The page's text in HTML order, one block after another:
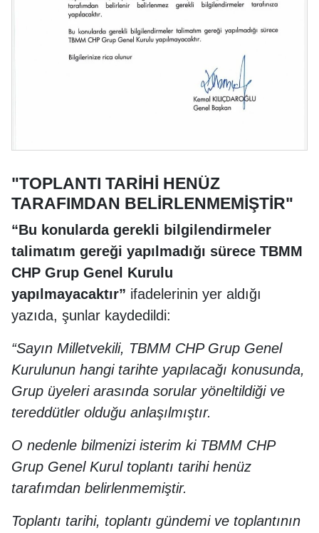
"TOPLANTI TARİHİ HENÜZ
TARAFIMDAN BELİRLENMEMİŞTİR"
“Bu konularda gerekli bilgilendirmeler
talimatım gereği yapılmadığı sürece TBMM
CHP Grup Genel Kurulu
yapılmayacaktır” ifadelerinin yer aldığı
yazıda, şunlar kaydedildi:
“Sayın Milletvekili, TBMM CHP Grup Genel
Kurulunun hangi tarihte yapılacağı konusunda,
Grup üyeleri arasında sorular yöneltildiği ve
tereddütler olduğu anlaşılmıştır.
O nedenle bilmenizi isterim ki TBMM CHP
Grup Genel Kurul toplantı tarihi henüz
tarafımdan belirlenmemiştir.
Toplantı tarihi, toplantı gündemi ve toplantının